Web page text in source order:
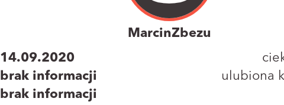
MarcinZbezu
14.09.2020
brak informacji
brak informacji
ulubiona